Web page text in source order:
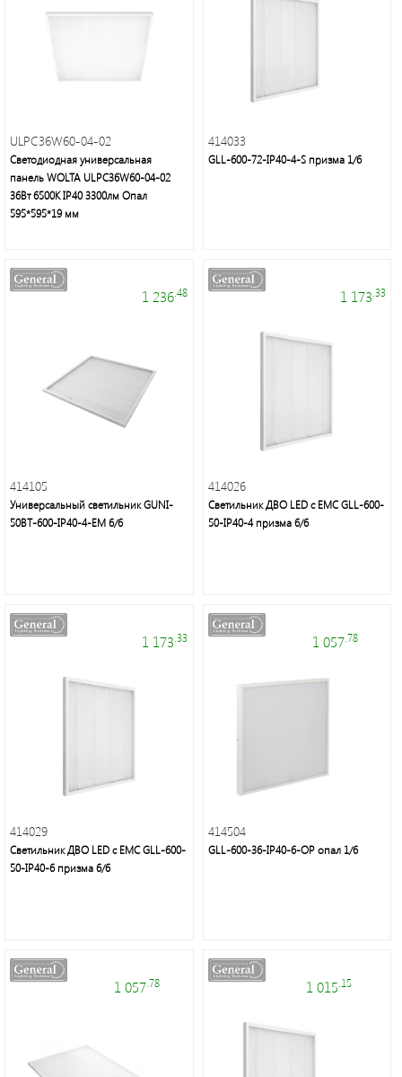
ULPC36W60-04-02
Светодиодная универсальная
панель WOLTA ULPC36W60-04-02
36Вт 6500К IP40 3300лм Опал
595*595*19 мм
414033
GLL-600-72-IP40-4-S призма 1/6
1 236.48
414105
Универсальный светильник GUNI-
50BT-600-IP40-4-EM 6/6
1 173 .33
414026
Светильник ДВО LED с ЕМС GLL-600-
50-IP40-4 призма 6/6
1 173 .33
414029
Светильник ДВО LED с ЕМС GLL-600-
50-IP40-6 призма 6/6
1 057.78
414504
GLL-600-36-IP40-6-OP опал 1/6
1 057.78 1 015 .15